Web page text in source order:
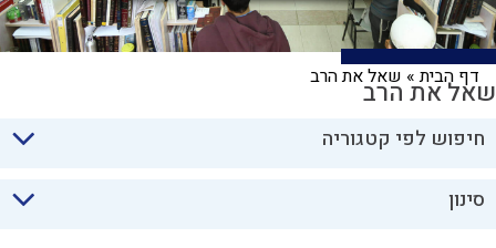
דף הבית» שאל את הרבשאל את הרב
חיפוש לפי קטגוריה
סינון